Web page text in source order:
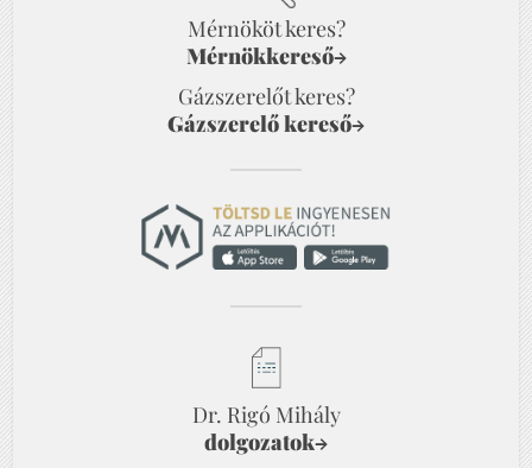
Mérnököt keres?
Mérnökkereső→
Gázszerelőt keres?
Gázszerelő kereső→
Dr. Rigó Mihály
dolgozatok→